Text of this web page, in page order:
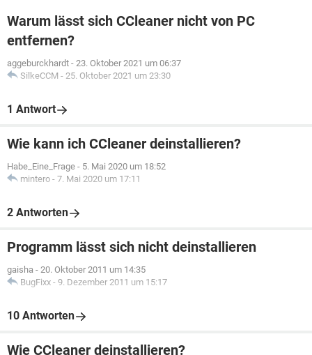
Warum lässt sich CCleaner nicht von PC
entfernen?
aggeburckhardt - 23. Oktober 2021 um 06:37
SilkeCCM - 25. Oktober 2021 um 23:30
1 Antwort
Wie kann ich CCleaner deinstallieren?
Habe_Eine_Frage - 5. Mai 2020 um 18:52
mintero - 7. Mai 2020 um 17:11
2 Antworten
Programm lässt sich nicht deinstallieren
gaisha - 20. Oktober 2011 um 14:35
BugFixx - 9. Dezember 2011 um 15:17
10 Antworten
Wie CCleaner deinstallieren?